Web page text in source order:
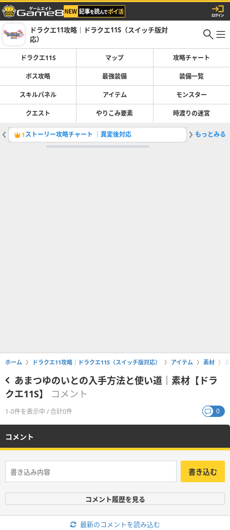
ドラクエ11攻略｜ドラクエ11S（スイッチ版対
応）
ドラクエ11S マップ 攻略チャート
ボス攻略 最強装備 装備一覧
スキルパネル アイテム モンスター
クエスト やりこみ要素 時渡りの迷宮
1ストーリー攻略チャート ｜異変後対応 2神の岩
もっとみる
ホーム ドラクエ11攻略｜ドラクエ11S（スイッチ版対応） アイテム 素材
あまつゆのいとの入手方法と使い道｜素材【ドラ
クエ11S】
コメント
1-0件を表示中 / 合計0件 0
コメント
書き込む
コメント履歴を見る
最新のコメントを読み込む